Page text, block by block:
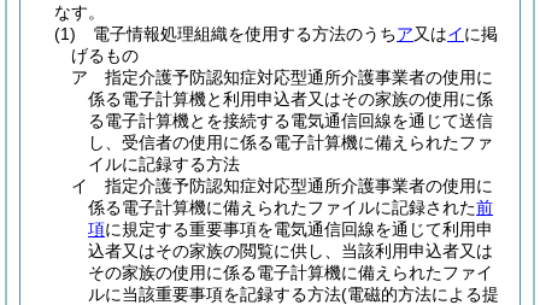
なす。
(1)
電子情報処理組織を使用する方法のうちア又はイに掲
げるもの
ア
指定介護予防認知症対応型通所介護事業者の使用に
係る電子計算機と利用申込者又はその家族の使用に係
る電子計算機とを接続する電気通信回線を通じて送信
し、受信者の使用に係る電子計算機に備えられたファ
イルに記録する方法
イ
指定介護予防認知症対応型通所介護事業者の使用に
係る電子計算機に備えられたファイルに記録された前
項に規定する重要事項を電気通信回線を通じて利用申
込者又はその家族の閲覧に供し、当該利用申込者又は
その家族の使用に係る電子計算機に備えられたファイ
ルに当該重要事項を記録する方法(電磁的方法による提